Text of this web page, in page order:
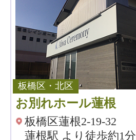
板橋区・北区
お別れホール蓮根
板橋区蓮根2-19-32
蓮根駅 より徒歩約1分